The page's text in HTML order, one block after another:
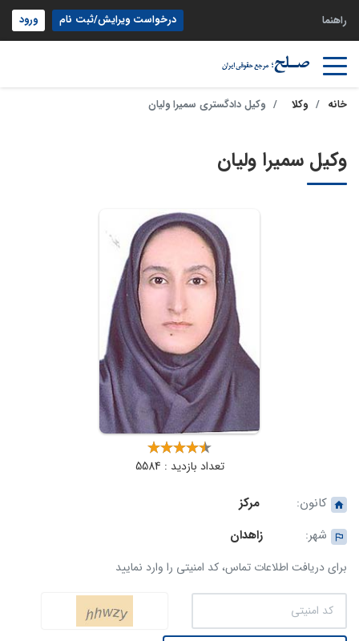
راهنما درخواست ویرایش/ثبت نام ورود
خانه وکلا وکیل دادگستری سمیرا ولیان
وکیل سمیرا ولیان
تعداد بازدید : 5584
کانون:
مرکز
شهر:
زاهدان
برای دریافت اطلاعات تماس، کد امنیتی را وارد نمایید